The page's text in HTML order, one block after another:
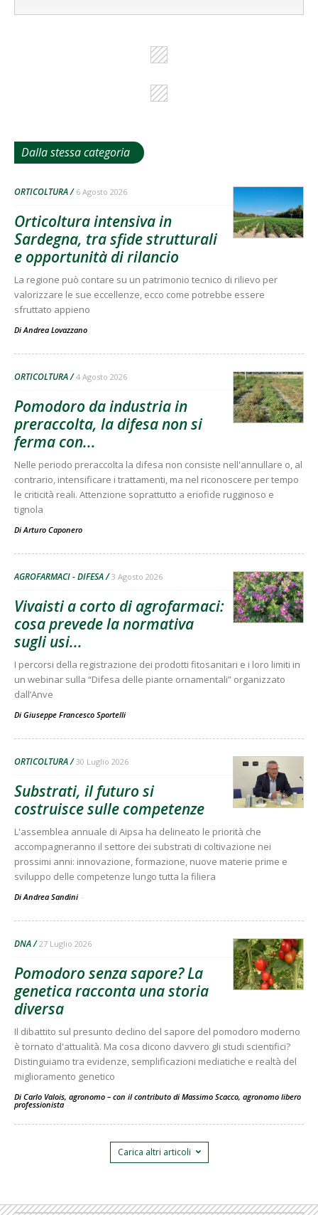
Dalla stessa categoria
ORTICOLTURA 6 Agosto 2026
Orticoltura intensiva in
Sardegna, tra sfide strutturali
e opportunità di rilancio
La regione può contare su un patrimonio tecnico di rilievo per
valorizzare le sue eccellenze, ecco come potrebbe essere
sfruttato appieno
Di Andrea Lovazzano
ORTICOLTURA 4 Agosto 2026
Pomodoro da industria in
preraccolta, la difesa non si
ferma con...
Nelle periodo preraccolta la difesa non consiste nell'annullare o, al
contrario, intensificare i trattamenti, ma nel riconoscere per tempo
le criticità reali. Attenzione soprattutto a eriofide rugginoso e
tignola
Di Arturo Caponero
AGROFARMACI - DIFESA 3 Agosto 2026
Vivaisti a corto di agrofarmaci:
cosa prevede la normativa
sugli usi...
I percorsi della registrazione dei prodotti fitosanitari e i loro limiti in
un webinar sulla “Difesa delle piante ornamentali” organizzato
dall’Anve
Di Giuseppe Francesco Sportelli
ORTICOLTURA 30 Luglio 2026
Substrati, il futuro si
costruisce sulle competenze
L'assemblea annuale di Aipsa ha delineato le priorità che
accompagneranno il settore dei substrati di coltivazione nei
prossimi anni: innovazione, formazione, nuove materie prime e
sviluppo delle competenze lungo tutta la filiera
Di Andrea Sandini -
DNA 27 Luglio 2026
Pomodoro senza sapore? La
genetica racconta una storia
diversa
Il dibattito sul presunto declino del sapore del pomodoro moderno
è tornato d'attualità. Ma cosa dicono davvero gli studi scientifici?
Distinguiamo tra evidenze, semplificazioni mediatiche e realtà del
miglioramento genetico
Di Carlo Valois, agronomo – con il contributo di Massimo Scacco, agronomo libero
professionista -
Carica altri articoli